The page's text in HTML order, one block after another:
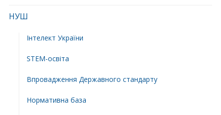
НУШ
Інтелект України
STEM-освіта
Впровадження Державного стандарту
Нормативна база